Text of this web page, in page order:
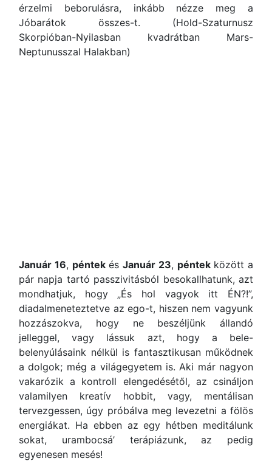
érzelmi beborulásra, inkább nézze meg a
Jóbarátok összes-t. (Hold-Szaturnusz
Skorpióban-Nyilasban kvadrátban Mars-
Neptunusszal Halakban)
Január 16, péntekés Január 23, péntekközött a
pár napja tartó passzivitásból besokallhatunk, azt
mondhatjuk, hogy „És hol vagyok itt ÉN?!”,
diadalmeneteztetve az ego-t, hiszen nem vagyunk
hozzászokva, hogy ne beszéljünk állandó
jelleggel, vagy lássuk azt, hogy a bele-
belenyúlásaink nélkül is fantasztikusan működnek
a dolgok; még a világegyetem is. Aki már nagyon
vakarózik a kontroll elengedésétől, az csináljon
valamilyen kreatív hobbit, vagy, mentálisan
tervezgessen, úgy próbálva meg levezetni a fölös
energiákat. Ha ebben az egy hétben meditálunk
sokat, urambocsá’ terápiázunk, az pedig
egyenesen mesés!